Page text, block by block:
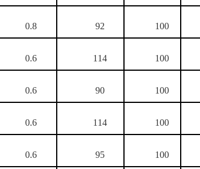
0.8 92 100
0.6 114 100
0.6 90 100
0.6 114 100
0.6 95 100